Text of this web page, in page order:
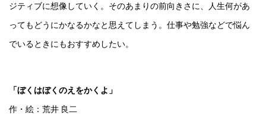
ジティブに想像していく。そのあまりの前向きさに、人生何があ
ってもどうにかなるかなと思えてしまう。仕事や勉強などで悩ん
でいるときにもおすすめしたい。
「ぼくはぼくのえをかくよ」
作・絵：荒井 良二